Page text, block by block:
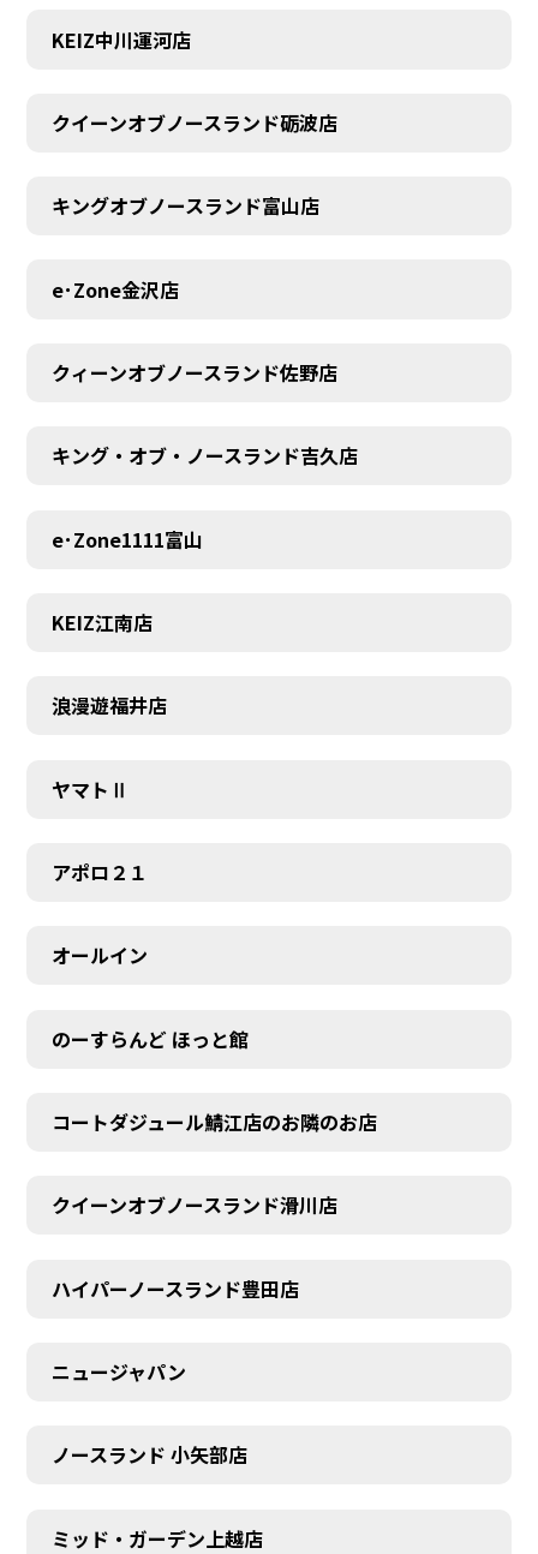
MEMBER
KEIZ中川運河店
クイーンオブノースランド砺波店
キングオブノースランド富山店
e･Zone金沢店
クィーンオブノースランド佐野店
キング・オブ・ノースランド吉久店
e･Zone1111富山
KEIZ江南店
浪漫遊福井店
ヤマトⅡ
アポロ２１
オールイン
のーすらんど ほっと館
コートダジュール鯖江店のお隣のお店
クイーンオブノースランド滑川店
ハイパーノースランド豊田店
ニュージャパン
ノースランド 小矢部店
ミッド・ガーデン上越店